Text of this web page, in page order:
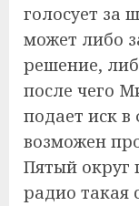
голосует за
может либо
решение,
после чего
подает иск в
возможен
Пятый округ
радио такая